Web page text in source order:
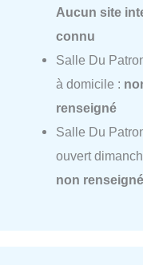
Aucun site
connu
Salle Du
à domicile :
renseigné
Salle Du
ouvert
non renseigné